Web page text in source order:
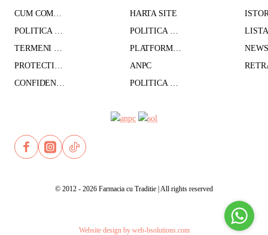
CUM COMAND - TRANSPORT - PLATA
POLITICA DE CONFIDENTIALITATE
TERMENI SI CONDITII
PROTECTIA DATELOR CU CARACTER PERSONAL
CONFIDENTIALITATE GDPR
HARTA SITE
POLITICA DE RETUR
PLATFORMA SOL
ANPC
POLITICA DE COOKIES
© 2012 - 2026 Farmacia cu Traditie | All rights reserved
Website design by web-bsolutions.com